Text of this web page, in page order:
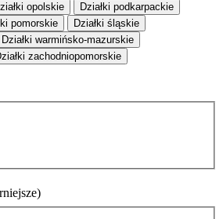
opolskie
Działki podkarpackie
pomorskie
Działki śląskie
Działki warmińsko-mazurskie
zachodniopomorskie